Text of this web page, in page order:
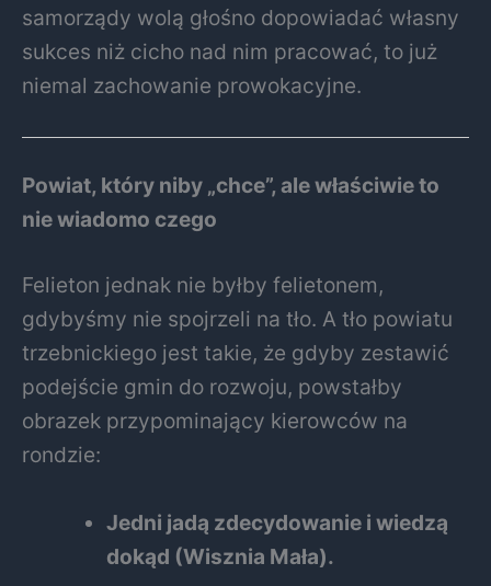
samorządy wolą głośno dopowiadać własny
sukces niż cicho nad nim pracować, to już
niemal zachowanie prowokacyjne.
Powiat, który niby „chce”, ale właściwie to
nie wiadomo czego
Felieton jednak nie byłby felietonem,
gdybyśmy nie spojrzeli na tło. A tło powiatu
trzebnickiego jest takie, że gdyby zestawić
podejście gmin do rozwoju, powstałby
obrazek przypominający kierowców na
rondzie:
Jedni jadą zdecydowanie i wiedzą
dokąd (Wisznia Mała).